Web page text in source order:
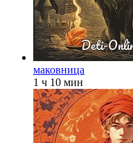
маковница
1 ч 10 мин